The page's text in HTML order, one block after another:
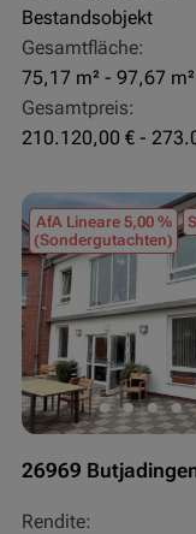
Bestandsobjekt
Gesamtfläche:
75,17 m² - 97,67 m²
Gesamtpreis:
AfA Lineare 5,00 %
(Sondergutachten)
26969
Rendite: